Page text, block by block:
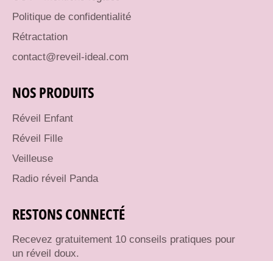
Politique de confidentialité
Rétractation
contact@reveil-ideal.com
NOS PRODUITS
Réveil Enfant
Réveil Fille
Veilleuse
Radio réveil Panda
RESTONS CONNECTÉ
Recevez gratuitement 10 conseils pratiques pour
un réveil doux.